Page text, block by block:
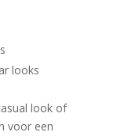
looks
look of
voor een